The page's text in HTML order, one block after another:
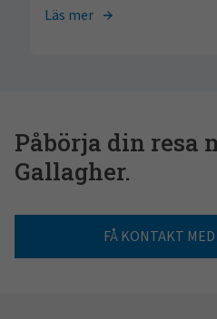
Läs mer
Påbörja din resa
Gallagher.
FÅ KONTAKT